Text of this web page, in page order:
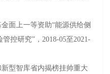
面上一等资助“能源供给侧
控研究”，2018-05至2021-
型智库省内揭榜挂帅重大